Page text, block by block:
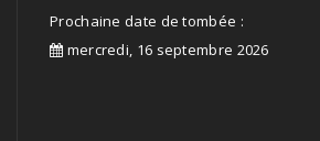
Prochaine date de tombée :
mercredi, 16 septembre 2026